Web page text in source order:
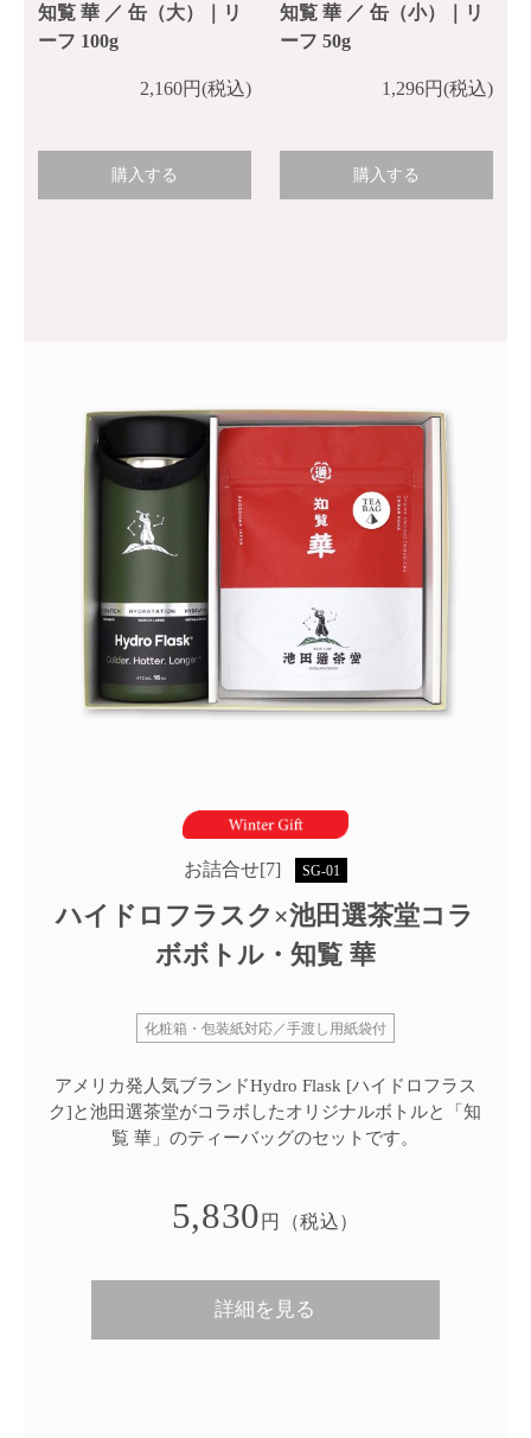
知覧 華 ／ 缶（大）｜リ
ーフ 100g
2,160円(税込)
購入する
知覧 華 ／ 缶（小）｜リ
ーフ 50g
1,296円(税込)
購入する
お詰合せ[7] SG-01
ハイドロフラスク×池田選茶堂コラ
ボボトル・知覧 華
化粧箱・包装紙対応／手渡し用紙袋付
アメリカ発人気ブランドHydro Flask [ハイドロフラス
ク]と池田選茶堂がコラボしたオリジナルボトルと「知
覧 華」のティーバッグのセットです。
5,830 円（税込）
詳細を見る